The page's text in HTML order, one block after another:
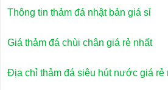
Thông tin thảm đá nhật bản giá sỉ
Giá thảm đá chùi chân giá rẻ nhất
Địa chỉ thảm đá siêu hút nước giá rẻ